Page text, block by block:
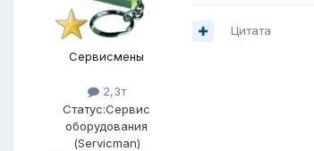
Сервисмены
2,3т
Статус:Сервис
оборудования
(Servicman)
Цитата